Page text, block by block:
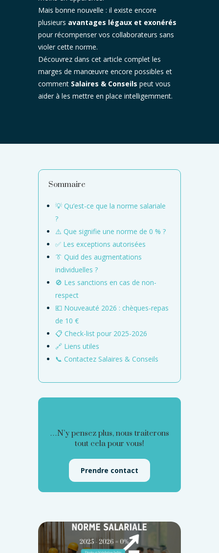
Mais bonne nouvelle : il existe encore
plusieurs avantages légaux et exonérés
pour récompenser vos collaborateurs sans
violer cette norme.
Découvrez dans cet article complet les
marges de manœuvre encore possibles et
comment Salaires & Conseils peut vous
aider à les mettre en place intelligemment.
Sommaire
💡 Qu’est-ce que la norme salariale
?
⚠️ Que signifie une norme de 0 % ?
✅ Les exceptions autorisées
👔 Quid des augmentations
individuelles ?
🚫 Les sanctions en cas de non-
respect
💶 Nouveauté 2026 : chèques-repas
de 10 €
📋 Check-list pour 2025-2026
🔗 Liens utiles
📞 Contactez Salaires & Conseils
…N’y pensez plus, nous traiterons
tout cela pour vous!
Prendre contact